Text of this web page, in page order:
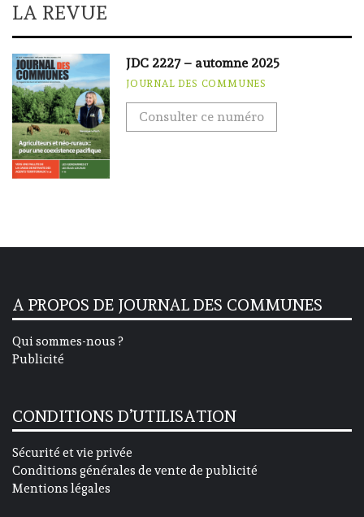
LA REVUE
JDC 2227 – automne 2025
JOURNAL DES COMMUNES
Consulter ce numéro
A PROPOS DE JOURNAL DES COMMUNES
Qui sommes-nous ?
Publicité
CONDITIONS D’UTILISATION
Sécurité et vie privée
Conditions générales de vente de publicité
Mentions légales